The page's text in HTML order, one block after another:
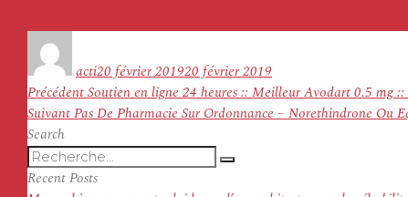
actile
20 février 201920 février 2019
Navigation
de
l’article
PrécédentArticle
précédent :
Soutien en ligne 24 heures :: Meilleur Avodart 0.5 mg
SuivantArticle
Pas De Pharmacie Sur Ordonnance – Norethindrone Ou
Search
Recherche
pour
Recherche
Recent Posts